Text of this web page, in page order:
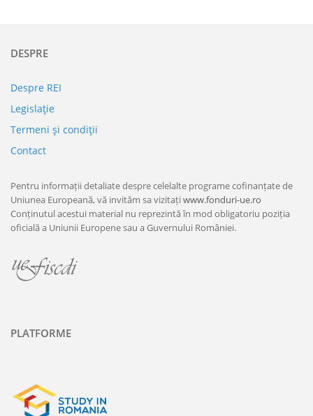
DESPRE
Despre REI
Legislaţie
Termeni şi condiţii
Contact
Pentru informații detaliate despre celelalte programe cofinanțate de
Uniunea Europeană, vă invităm sa vizitațiwww.fonduri-ue.ro
Conținutul acestui material nu reprezintă în mod obligatoriu poziția
oficială a Uniunii Europene sau a Guvernului României.
PLATFORME